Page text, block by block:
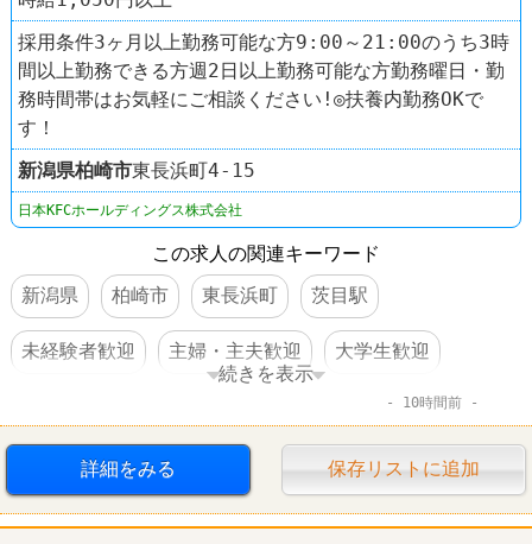
採用条件3ヶ月以上勤務可能な方9:00～21:00のうち3時
間以上勤務できる方週2日以上勤務可能な方勤務曜日・勤
務時間帯はお気軽にご相談ください!◎扶養内勤務OKで
す！
新潟県柏崎市東長浜町4-15
日本KFCホールディングス株式会社
この求人の関連キーワード
新潟県
柏崎市 東長浜町 茨目駅
未経験者歓迎 主婦・主夫歓迎 大学生歓迎
社員登用あり 車・バイク通勤可 髪型自由
ファーストフード ケンタッキーフライドチキン
続きを表示
10時間前
詳細をみる 保存リストに追加